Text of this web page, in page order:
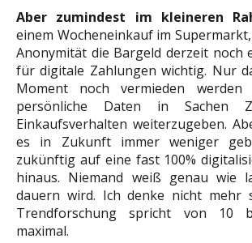
Aber zumindest im kleineren
einem Wocheneinkauf im
Anonymität die Bargeld derzeit noch
für digitale Zahlungen wichtig. Nur
Moment noch vermieden werden
persönliche Daten in Sachen
Einkaufsverhalten weiterzugeben.
es in Zukunft immer weniger
zukünftig auf eine fast 100%
hinaus. Niemand weiß genau wie
dauern wird. Ich denke nicht mehr
Trendforschung spricht von 10
maximal.